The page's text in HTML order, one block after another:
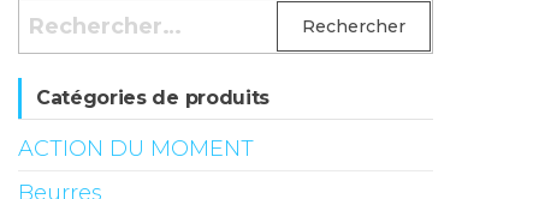
Rechercher :
Catégories de produits
ACTION DU MOMENT
Beurres